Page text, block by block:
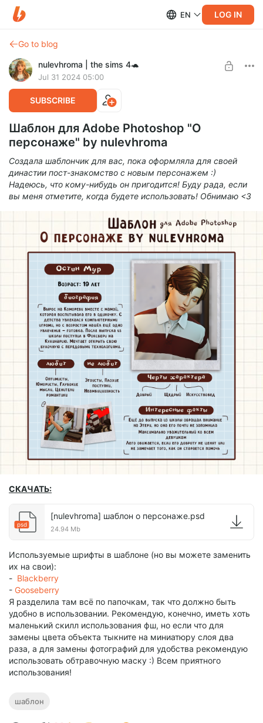
EN LOG IN
Go to blog
nulevhroma | the sims 4🐢
Jul 31 2024 05:00
SUBSCRIBE
Шаблон для Adobe Photoshop "О
персонаже" by nulevhroma
Создала шаблончик для вас, пока оформляла для своей
династии пост-знакомство с новым персонажем :)
Надеюсь, что кому-нибудь он пригодится! Буду рада, если
вы меня отметите, когда будете использовать! Обнимаю <3
СКАЧАТЬ:
psd
[nulevhroma] шаблон о персонаже.psd
24.94 Mb
Используемые шрифты в шаблоне (но вы можете заменить
их на свои):
- Blackberry
- Gooseberry
Я разделила там всё по папочкам, так что должно быть
удобно в использовании. Рекомендую, конечно, иметь хоть
маленький скилл использования фш, но если что для
замены цвета объекта тыкните на миниатюру слоя два
раза, а для замены фотографий для удобства рекомендую
использовать обтравочную маску :) Всем приятного
использования!
шаблон